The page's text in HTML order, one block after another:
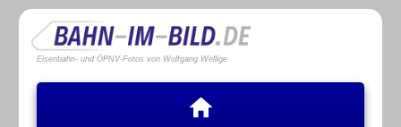
Eisenbahn- und ÖPNV-Fotos von Wolfgang Wellige